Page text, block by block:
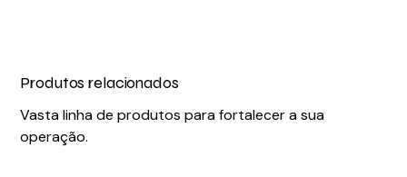
Produtos relacionados
Vasta linha de produtos para fortalecer a sua
operação.